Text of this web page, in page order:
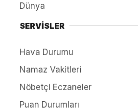
Dünya
SERVİSLER
Hava Durumu
Namaz Vakitleri
Nöbetçi Eczaneler
Puan Durumları